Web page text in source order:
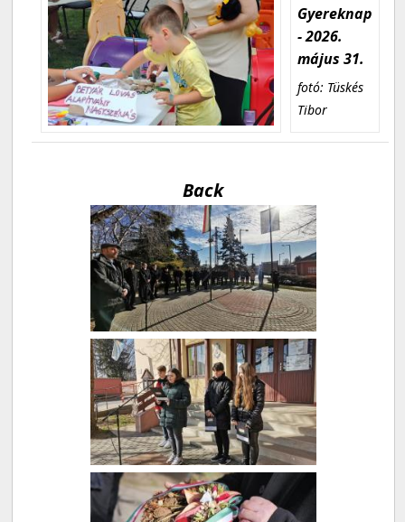
Gyereknap
- 2026.
május 31.
fotó: Tüskés
Tibor
Back